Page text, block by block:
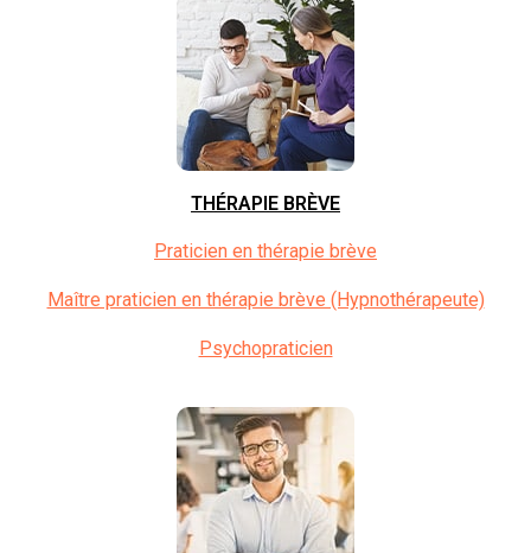
THÉRAPIE BRÈVE
Praticien en thérapie brève
Maître praticien en thérapie brève (Hypnothérapeute)
Psychopraticien